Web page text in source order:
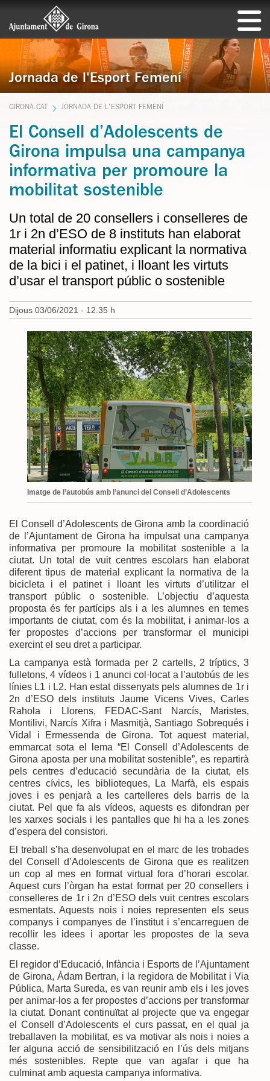
Jornada de l'Esport Femení
GIRONA.CAT JORNADA DE L'ESPORT FEMENÍ
El Consell d’Adolescents de
Girona impulsa una campanya
informativa per promoure la
mobilitat sostenible
Un total de 20 consellers i conselleres de
1r i 2n d’ESO de 8 instituts han elaborat
material informatiu explicant la normativa
de la bici i el patinet, i lloant les virtuts
d’usar el transport públic o sostenible
Dijous 03/06/2021 - 12.35 h
Imatge de l’autobús amb l’anunci del Consell d’Adolescents
El Consell d’Adolescents de Girona amb la coordinació
de l’Ajuntament de Girona ha impulsat una campanya
informativa per promoure la mobilitat sostenible a la
ciutat. Un total de vuit centres escolars han elaborat
diferent tipus de material explicant la normativa de la
bicicleta i el patinet i lloant les virtuts d’utilitzar el
transport públic o sostenible. L’objectiu d’aquesta
proposta és fer partícips als i a les alumnes en temes
importants de ciutat, com és la mobilitat, i animar-los a
fer propostes d’accions per transformar el municipi
exercint el seu dret a participar.
La campanya està formada per 2 cartells, 2 tríptics, 3
fulletons, 4 vídeos i 1 anunci col·locat a l’autobús de les
línies L1 i L2. Han estat dissenyats pels alumnes de 1r i
2n d’ESO dels instituts Jaume Vicens Vives, Carles
Rahola i Llorens, FEDAC-Sant Narcís, Maristes,
Montilivi, Narcís Xifra i Masmitjà, Santiago Sobrequés i
Vidal i Ermessenda de Girona. Tot aquest material,
emmarcat sota el lema “El Consell d’Adolescents de
Girona aposta per una mobilitat sostenible”, es repartirà
pels centres d’educació secundària de la ciutat, els
centres cívics, les biblioteques, La Marfà, els espais
joves i es penjarà a les cartelleres dels barris de la
ciutat. Pel que fa als vídeos, aquests es difondran per
les xarxes socials i les pantalles que hi ha a les zones
d’espera del consistori.
El treball s’ha desenvolupat en el marc de les trobades
del Consell d’Adolescents de Girona que es realitzen
un cop al mes en format virtual fora d’horari escolar.
Aquest curs l’òrgan ha estat format per 20 consellers i
conselleres de 1r i 2n d’ESO dels vuit centres escolars
esmentats. Aquests nois i noies representen els seus
companys i companyes de l’institut i s’encarreguen de
recollir les idees i aportar les propostes de la seva
classe.
El regidor d’Educació, Infància i Esports de l’Ajuntament
de Girona, Àdam Bertran, i la regidora de Mobilitat i Via
Pública, Marta Sureda, es van reunir amb els i les joves
per animar-los a fer propostes d’accions per transformar
la ciutat. Donant continuïtat al projecte que va engegar
el Consell d’Adolescents el curs passat, en el qual ja
treballaven la mobilitat, es va motivar als nois i noies a
fer alguna acció de sensibilització en l’ús dels mitjans
més sostenibles. Repte que van agafar i que ha
culminat amb aquesta campanya informativa.